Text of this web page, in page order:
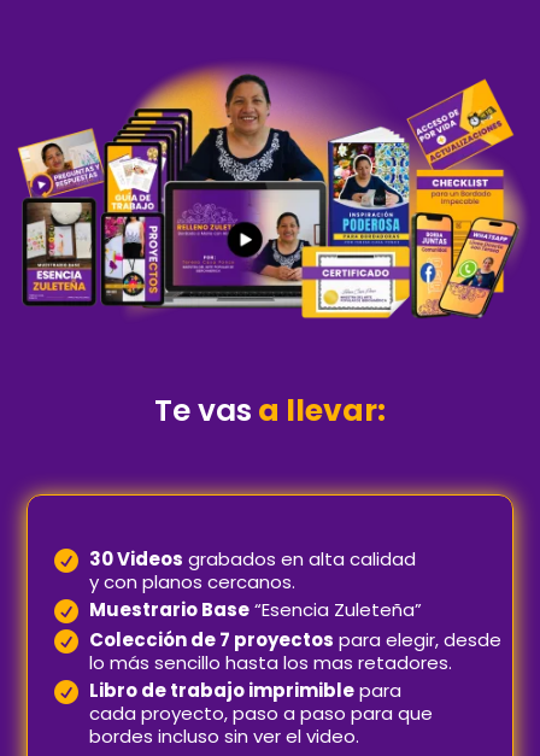
Te vas a llevar:
 30 Videos grabados en alta calidad
y con planos cercanos.
 Muestrario Base“Esencia Zuleteña”
 Colección de 7 proyectos para elegir, desde
lo más sencillo hasta los mas retadores.
 Libro de trabajo imprimiblepara
cada proyecto, paso a paso para que
bordes incluso sin ver el video.